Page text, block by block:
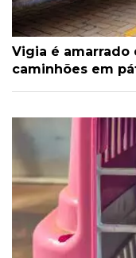
Vigia é
caminhões em